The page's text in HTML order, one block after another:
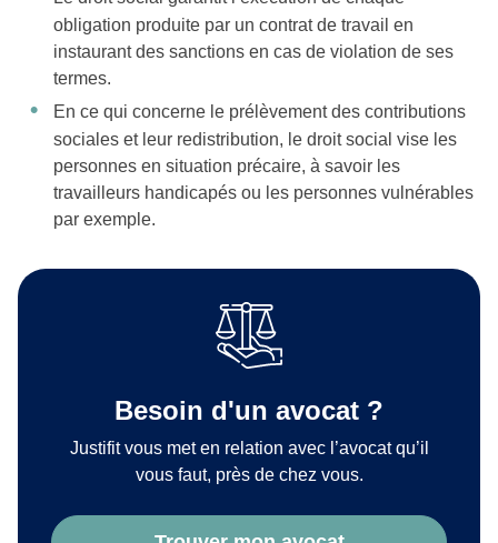
obligation produite par un contrat de travail en
instaurant des sanctions en cas de violation de ses
termes.
En ce qui concerne le prélèvement des contributions
sociales et leur redistribution, le droit social vise les
personnes en situation précaire, à savoir les
travailleurs handicapés ou les personnes vulnérables
par exemple.
Besoin d'un avocat ?
Justifit vous met en relation avec l’avocat qu’il
vous faut, près de chez vous.